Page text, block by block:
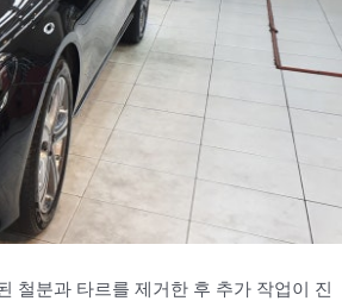
철분과 타르를 제거한 후 추가 작업이 진